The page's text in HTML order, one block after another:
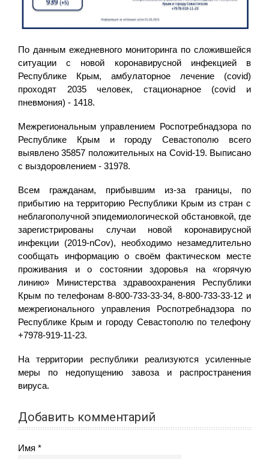
По данным ежедневного мониторинга по сложившейся
ситуации с новой коронавирусной инфекцией в
Республике Крым, амбулаторное лечение (covid)
проходят 2035 человек, стационарное (covid и
пневмония) - 1418.
Межрегиональным управлением Роспотребнадзора по
Республике Крым и городу Севастополю всего
выявлено 35857 положительных на Covid-19. Выписано
с выздоровлением - 31978.
Всем гражданам, прибывшим из-за границы, по
прибытию на территорию Республики Крым из стран с
неблагополучной эпидемиологической обстановкой, где
зарегистрированы случаи новой коронавирусной
инфекции (2019-nCov), необходимо незамедлительно
сообщать информацию о своём фактическом месте
проживания и о состоянии здоровья на «горячую
линию» Министерства здравоохранения Республики
Крым по телефонам 8-800-733-33-34, 8-800-733-33-12 и
межрегионального управления Роспотребнадзора по
Республике Крым и городу Севастополю по телефону
+7978-919-11-23.
На территории республики реализуются усиленные
меры по недопущению завоза и распространения
вируса.
Добавить комментарий
Имя